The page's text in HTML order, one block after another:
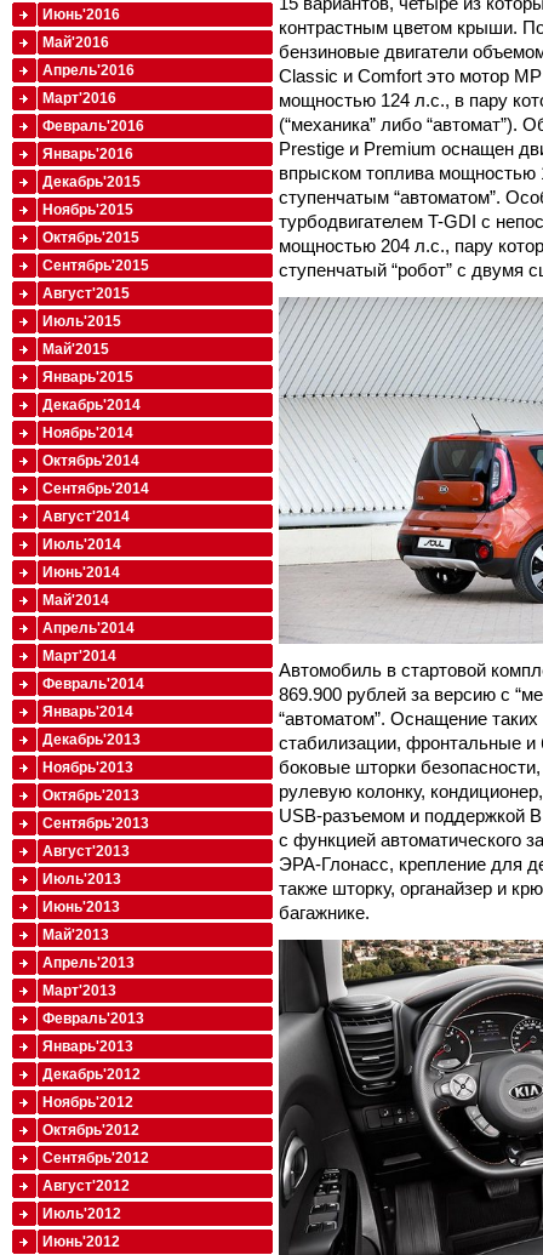
контрастным цветом крыши.
бензиновые двигатели
Classic и Comfort это мотор
мощностью 124 л.с., в пару
(“механика” либо “автомат”).
Prestige и Premium оснащен
впрыском топлива мощностью
ступенчатым “автоматом”.
турбодвигателем T-GDI с
мощностью 204 л.с., пару
ступенчатый “робот” с двумя
Автомобиль в стартовой
869.900 рублей за версию с
“автоматом”. Оснащение
стабилизации, фронтальные и
боковые шторки
рулевую колонку,
USB-разъемом и поддержкой
с функцией автоматического
ЭРА-Глонасс, крепление для
также шторку, органайзер и
багажнике.
Июнь'2016
Май'2016
Апрель'2016
Март'2016
Февраль'2016
Январь'2016
Декабрь'2015
Ноябрь'2015
Октябрь'2015
Сентябрь'2015
Август'2015
Июль'2015
Май'2015
Январь'2015
Декабрь'2014
Ноябрь'2014
Октябрь'2014
Сентябрь'2014
Август'2014
Июль'2014
Июнь'2014
Май'2014
Апрель'2014
Март'2014
Февраль'2014
Январь'2014
Декабрь'2013
Ноябрь'2013
Октябрь'2013
Сентябрь'2013
Август'2013
Июль'2013
Июнь'2013
Май'2013
Апрель'2013
Март'2013
Февраль'2013
Январь'2013
Декабрь'2012
Ноябрь'2012
Октябрь'2012
Сентябрь'2012
Август'2012
Июль'2012
Июнь'2012